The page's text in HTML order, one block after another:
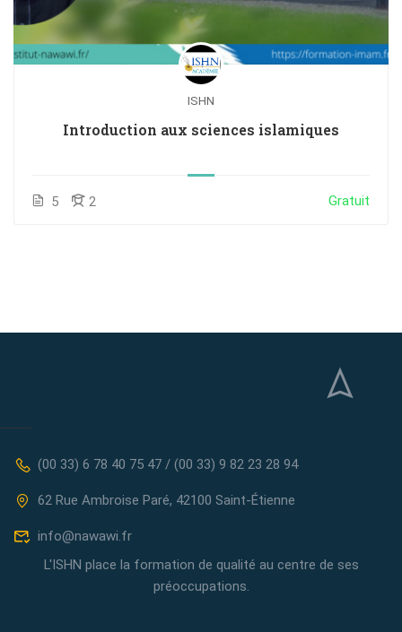
ISHN
Introduction aux sciences islamiques
5 2 Gratuit
(00 33) 6 78 40 75 47 / (00 33) 9 82 23 28 94
62 Rue Ambroise Paré, 42100 Saint-Étienne
info@nawawi.fr
L'ISHN place la formation de qualité au centre de ses
préoccupations.